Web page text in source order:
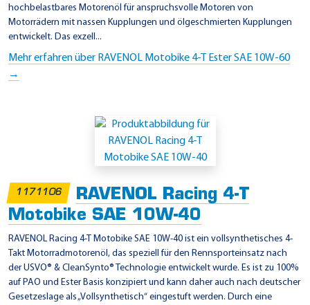
b
i
t
a
s
a
k
i
hochbelastbares Motorenöl für anspruchsvolle Motoren von
Motorrädern mit nassen Kupplungen und ölgeschmierten Kupplungen
entwickelt. Das exzell...
Mehr erfahren über RAVENOL Motobike 4-T Ester SAE 10W-60
→
1171106
RAVENOL Racing 4-T
Motobike SAE 10W-40
RAVENOL Racing 4-T Motobike SAE 10W-40 ist ein vollsynthetisches 4-
Takt Motorradmotorenöl, das speziell für den Rennsporteinsatz nach
der USVO® & CleanSynto® Technologie entwickelt wurde. Es ist zu 100%
auf PAO und Ester Basis konzipiert und kann daher auch nach deutscher
Gesetzeslage als „Vollsynthetisch“ eingestuft werden. Durch eine